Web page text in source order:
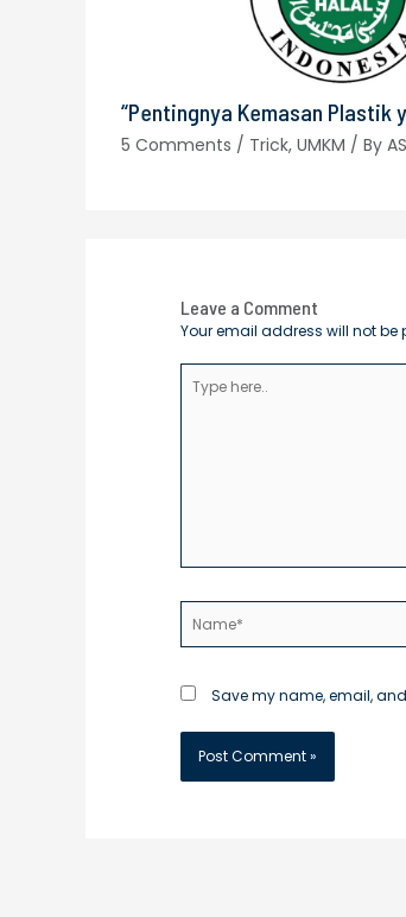
“Pentingnya Kemasan Plastik
5 Comments / Trick, UMKM / By
Leave a Comment
Your email address will not be
here..
Save my name, email,